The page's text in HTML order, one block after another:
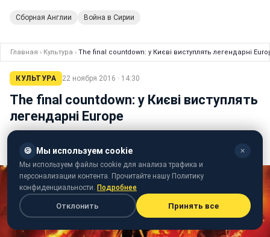
Сборная Англии Война в Сирии
Главная › Культура › The final countdown: у Києві виступлять легендарні
КУЛЬТУРА 22 ноября 2016 · 14:30
The final countdown: у Києві виступлять
легендарні Europe
Гурт представить пісні, ставали хітами протягом їх
музичної кар'єри
🍪 Мы используем cookie ✕
Мы используем файлы cookie для анализа трафика и
персонализации контента. Прочитайте нашу Политику
конфиденциальности. Подробнее
Отклонить Принять все